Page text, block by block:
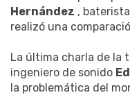
Hernández ,
realizó una
La última charla de la
ingeniero de sonido
la problemática del